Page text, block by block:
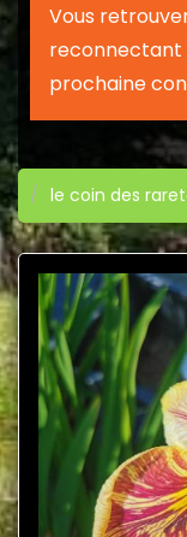
Vous
reconnectant
prochaine
le coin des